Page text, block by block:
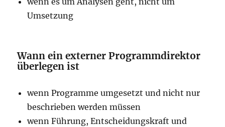
Umsetzung
Wann ein externer Programmdirektor
überlegen ist
wenn Programme umgesetzt und nicht nur
beschrieben werden müssen
wenn Führung, Entscheidungskraft und